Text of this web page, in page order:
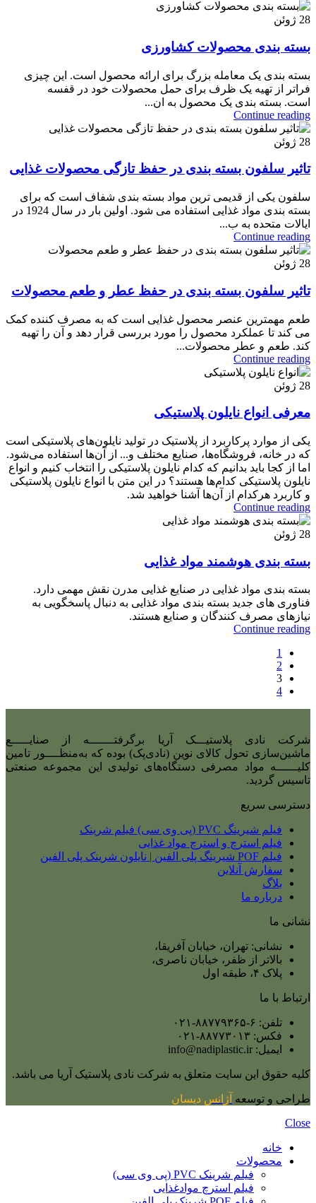
28 ژوئن
بسته بندی محصولات کشاورزی
بسته بندی یک معامله بزرگ برای ارائه محصول است. این چیزی
فراتر از تهیه یک ظرف برای حمل محصولات خود در قفسه
است. بسته بندی یک محصول به ان...
Continue reading
28 ژوئن
تاثیر سلفون بسته بندی در حفظ تازگی محصولات غذایی
سلفون یکی از قدیمی ترین مواد بسته بندی شفاف است که برای
بسته بندی مواد غذایی استفاده می شود. اولین بار در سال 1924 در
ایالات متحده به ب...
Continue reading
28 ژوئن
تاثیر سلفون بسته بندی در حفظ عطر و طعم محصولات
طعم مهمترین عنصر محصول غذایی است که به مصرف کننده کمک
می کند تا عملکرد محصول را مورد بررسی قرار دهد و آن را تهیه
کند. طعم و عطر محصولات...
Continue reading
28 ژوئن
معرفی انواع نایلون پلاستیکی
یکی از موارد پرکاربرد از پلاستیک در تولید نایلون‌های پلاستیکی است
که در خانه، فروشگاه‌ها، صنایع مختلف و... از آن‌ها استفاده می‌شود.
اما از کجا باید بدانیم که کدام نایلون پلاستیکی را انتخاب کنیم و انواع
نایلون پلاستیکی کدام‌ها هستند؟ در این متن با انواع نایلون پلاستیکی
و کاربرد هرکدام از آن‌ها آشنا خواهید شد.
Continue reading
28 ژوئن
بسته بندی هوشمند مواد غذایی
بسته بندی مواد غذایی در صنایع غذایی مدرن نقش مهمی دارد.
فناوری های جدید بسته بندی مواد غذایی به دنبال پاسخگویی به
نیازهای مصرف کنندگان و صنایع هستند.
Continue reading
1
2
3
4
شرکت نادی‌ پلاستیـــک آریا برگرفتـــــــه از صنایـــــع
ماشین‌سازی تحول کالای نوین (نادی‌پک) بوده که به‌منظــــور تامین
کلیــــــه مواد مصرفی دستگاه‌های تولیدی این مجموعه صنعتی
تاسیس گردید.
دسترسی سریع
فیلم شیرینگ PVC (پی وی سی) فیلم شرینک
فیلم استرچ و استرچ مواد غذایی
فیلم POF شیرینگ پلی الفین | نایلون شرینک پلی الفین
سفارش آنلاین
بلاگ
درباره ما
نشانی ما
نشانی: تهران، خیابان آفریقا،
بالاتر از ظفر، خیابان ناصری،
پلاک ۴، طبقه اول
ارتباط با ما
تلفن: ۶-۸۸۷۷۹۳۶۵-۰۲۱
فکس: ۸۸۷۷۳۰۱۳-۰۲۱
ایمیل: info@nadiplastic.ir
کلیه حقوق این سایت متعلق به شرکت نادی پلاستیک آریا می‌ باشد.
طراحی و توسعه آژانس دیسان
Close
خانه
محصولات
فیلم شرینک PVC (پی وی سی)
فیلم استرچ موادغذایی